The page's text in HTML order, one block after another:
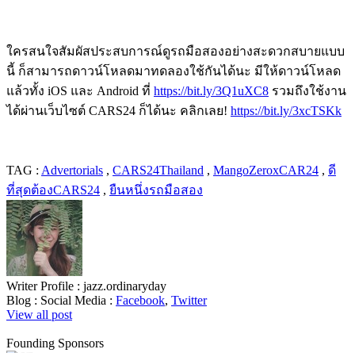
ใครสนใจสัมผัสประสบการณ์ดูรถมือสองอย่างสะดวกสบายแบบ
นี้ ก็สามารถดาวน์โหลดมาทดลองใช้กันได้นะ มีให้ดาวน์โหลด
แล้วทั้ง iOS และ Android ที่ https://bit.ly/3Q1uXC8 รวมถึงใช้งาน
ได้ผ่านเว็บไซต์ CARS24 ก็ได้นะ คลิกเลย! https://bit.ly/3xcTSKk
TAG : Advertorials , CARS24Thailand , MangoZeroxCAR24 , ดี
ที่สุดต้องCARS24 , ยืนหนึ่งรถมือสอง
Writer Profile : jazz.ordinaryday
Blog : Social Media : Facebook, Twitter
View all post
Founding Sponsors